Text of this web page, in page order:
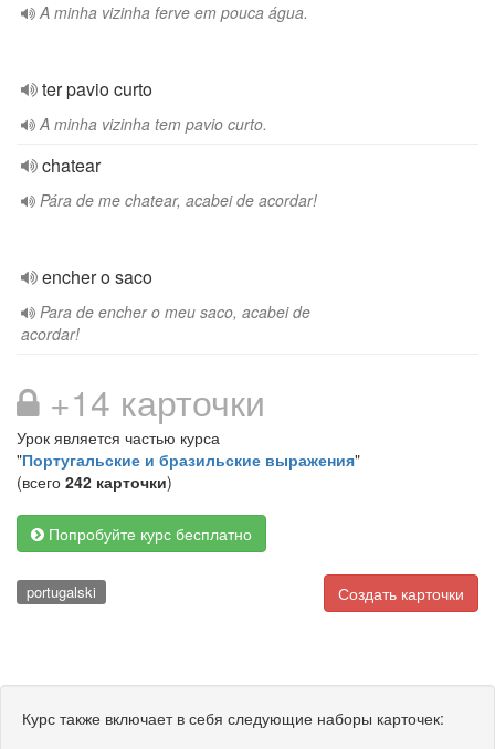
A minha vizinha ferve em pouca água.
ter pavio curto
A minha vizinha tem pavio curto.
chatear
Pára de me chatear, acabei de acordar!
encher o saco
Para de encher o meu saco, acabei de
acordar!
+14 карточки
Урок является частью курса
"Португальские и бразильские выражения"
(всего 242 карточки)
Попробуйте курс бесплатно
Создать карточки
portugalski
Курс также включает в себя следующие наборы карточек: